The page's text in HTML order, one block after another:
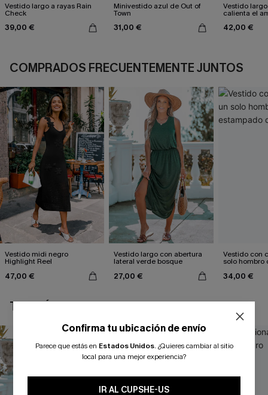
Vestido largo a rayas Rain
Check
39,00 €
Minivestido azul de Out of
Town
31,00 €
Vestido
calienta el
42,00 €
COMPRADOS FRECUENTEMENTE JUNTOS
Vestido midi negro
Highlight Reel
47,00 €
Vestido largo con abertura
lateral verde bosque
27,00 €
Vestido con
solo hombro
34,00 €
TAMBIÉN TE PUEDE GUSTAR
Confirma tu ubicación de envío
Parece que estás en Estados Unidos. ¿Quieres cambiar al sitio
local para una mejor experiencia?
IR AL CUPSHE-US